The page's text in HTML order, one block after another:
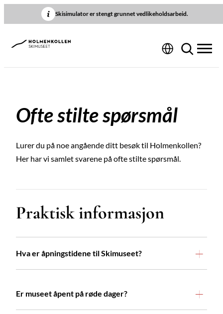
til
Skisimulator er stengt grunnet vedlikeholdsarbeid.
Ofte stilte spørsmål
Lurer du på noe angående ditt besøk til Holmenkollen?
Her har vi samlet svarene på ofte stilte spørsmål.
Praktisk informasjon
Hva er åpningstidene til Skimuseet?
Er museet åpent på røde dager?